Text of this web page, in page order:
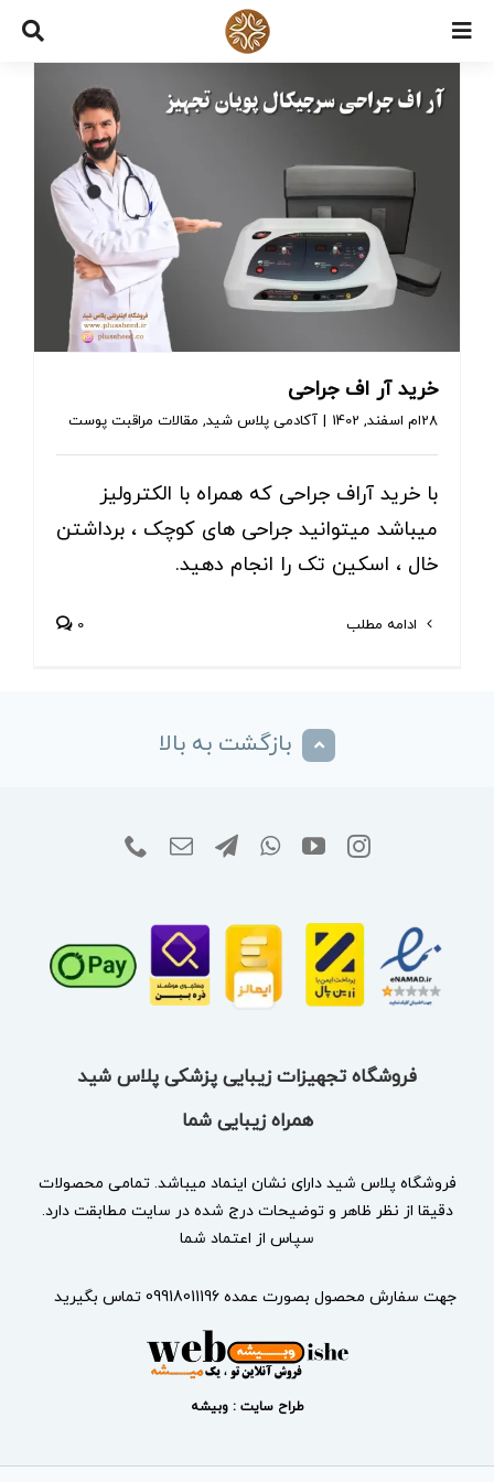
Skip
content
خرید آر اف جراحی
28ام اسفند, 1402 آکادمی پلاس شید, مقالات مراقبت پوست
با خرید آراف جراحی که همراه با الکترولیز
میباشد میتوانید جراحی های کوچک ، برداشتن
خال ، اسکین تک را انجام دهید.
ادامه مطلب 0
بازگشت به بالا
فروشگاه تجهیزات زیبایی پزشکی پلاس شید
همراه زیبایی شما
فروشگاه پلاس شید دارای نشان اینماد میباشد. تمامی محصولات
دقیقا از نظر ظاهر و توضیحات درج شده در سایت مطابقت دارد.
سپاس از اعتماد شما
جهت سفارش محصول بصورت عمده 09918011196 تماس بگیرید
طراح سایت : وبیشه